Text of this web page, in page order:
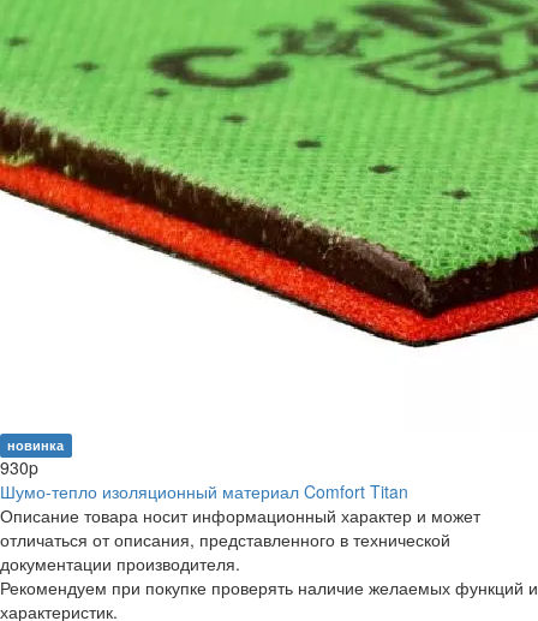
новинка
930p
Шумо-тепло изоляционный материал Comfort Titan
Описание товара носит информационный характер и может
отличаться от описания, представленного в технической
документации производителя.
Рекомендуем при покупке проверять наличие желаемых функций и
характеристик.